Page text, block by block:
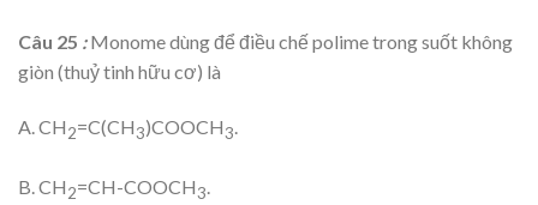
Câu 25 :Monome dùng để điều chế polime trong suốt không
giòn (thuỷ tinh hữu cơ) là
A. CH2=C(CH3)COOCH3.
B. CH2=CH-COOCH3.